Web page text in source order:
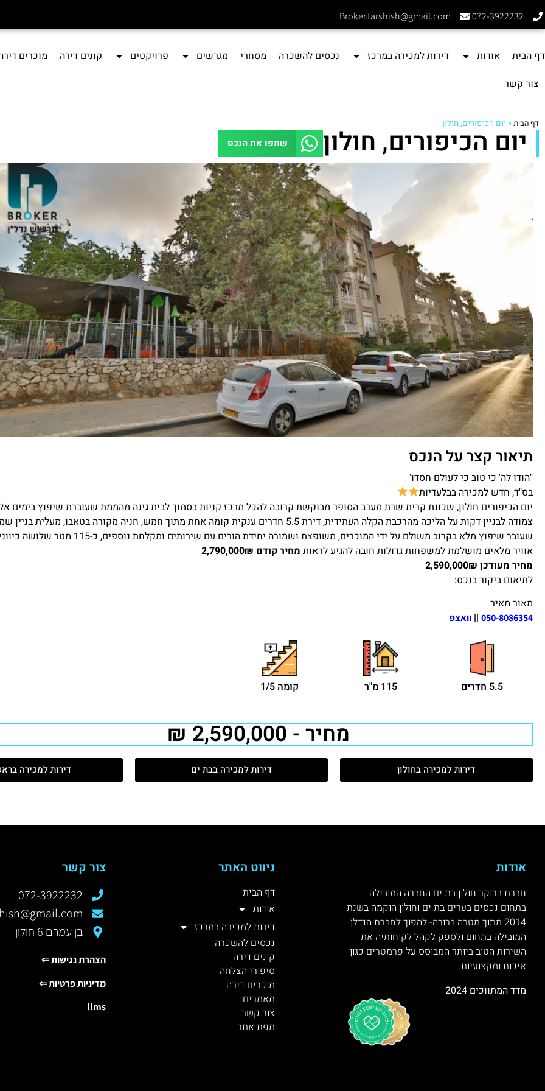
072-3922232
Broker.tarshish@gmail.com
דף הבית אודות דירות למכירה במרכז נכסים להשכרה מסחרי מגרשים פרויקטים קונים דירה
מוכרים
צור קשר
דף הבית» יום הכיפורים, חולון
יום הכיפורים, חולון שתפו את הנכס
תיאור קצר על הנכס
"הודו לה' כי טוב כי לעולם חסדו"
בס"ד, חדש למכירה בבלעדיות
יום הכיפורים חולון, שכונת קרית שרת מערב הסופר מבוקשת קרובה להכל מרכז קניות בסמוך לבית גינה מהממת שעוברת שיפוץ בימים
צמודה לבניין דקות על הליכה מהרכבת הקלה העתידית, דירת 5.5 חדרים ענקית קומה אחת מתוך חמש, חניה מקורה בטאבו, מעלית בניין
שעובר שיפוץ מלא בקרוב משולם על ידי המוכרים, משופצת ושמורה יחידת הורים עם שירותים ומקלחת נוספים, כ-115 מטר שלושה
אוויר מלאים מושלמת למשפחות גדולות חובה להגיע לראות מחיר קודם 2,790,000₪
מחיר מעודכן 2,590,000₪
לתיאום ביקור בנכס:
מאור מאיר
050-8086354
|| וואצפ
5.5 חדרים 115 מ"ר קומה 1/5
מחיר - 2,590,000 ₪
דירות למכירה בחולון דירות למכירה בבת ים דירות למכירה
אודות
חברת ברוקר חולון בת ים החברה המובילה
בתחום נכסים בערים בת ים וחולון הוקמה בשנת
2014 מתוך מטרה ברורה- להפוך לחברת הנדלן
המובילה בתחום ולספק לקהל לקוחותיה את
השירות הטוב ביותר המבוסס על פרמטרים כגון
איכות ומקצועיות.
מדד המתווכים 2024
ניווט האתר
דף הבית
אודות
דירות למכירה במרכז
נכסים להשכרה
קונים דירה
סיפורי הצלחה
מוכרים דירה
מאמרים
צור קשר
מפת אתר
צור קשר
072-3922232
בן עמרם 6 חולון
הצהרת נגישות ⇐
מדיניות פרטיות ⇐
llms